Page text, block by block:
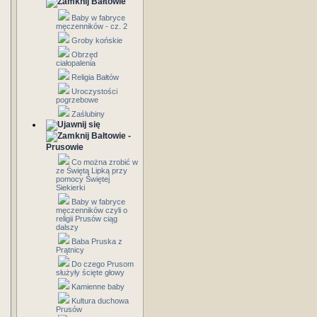
Baby w fabryce
męczenników - cz. 2
Groby końskie
Obrzęd
ciałopalenia
Religia Bałtów
Uroczystości
pogrzebowe
Zaślubiny
Bałtowie -
Prusowie
Co można zrobić w
ze Świętą Lipką przy
pomocy Świętej
Siekierki
Baby w fabryce
męczenników czyli o
religii Prusów ciąg
dalszy
Baba Pruska z
Prątnicy
Do czego Prusom
służyły ścięte głowy
Kamienne baby
Kultura duchowa
Prusów